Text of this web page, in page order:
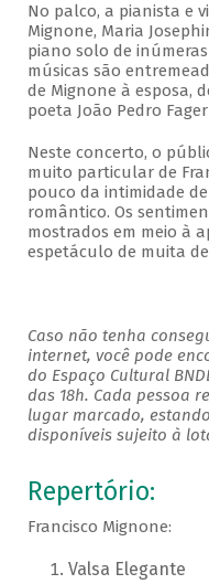
No palco, a pianista e
Mignone, Maria
piano solo de
músicas são
de Mignone à esposa,
poeta João Pedro
Neste concerto, o
muito particular de
pouco da intimidade
romântico. Os
mostrados em meio à
espetáculo de muita
Caso não tenha
internet, você pode
do Espaço Cultural
das 18h. Cada pessoa
lugar marcado,
disponíveis sujeito à
Repertório:
Francisco Mignone:
Valsa Elegante